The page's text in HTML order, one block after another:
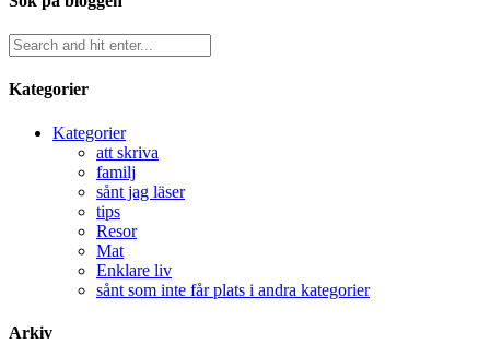
Kategorier
Kategorier
att skriva
familj
sånt jag läser
tips
Resor
Mat
Enklare liv
sånt som inte får plats i andra kategorier
Arkiv